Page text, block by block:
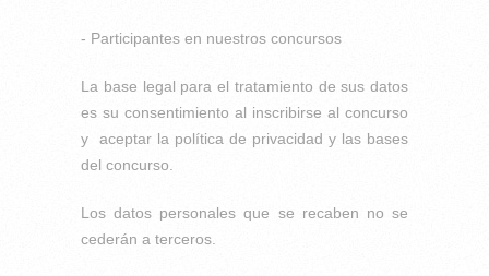
- Participantes en nuestros concursos
La base legal para el tratamiento de sus datos
es su consentimiento al inscribirse al concurso
y aceptar la política de privacidad y las bases
del concurso.
Los datos personales que se recaben no se
cederán a terceros.